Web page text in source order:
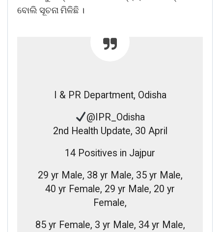
ବୋଲି ସୂଚନା ମିଳିଛି ।
I & PR Department, Odisha
@IPR_Odisha
2nd Health Update, 30 April
14 Positives in Jajpur
29 yr Male, 38 yr Male, 35 yr Male,
40 yr Female, 29 yr Male, 20 yr
Female,
85 yr Female, 3 yr Male, 34 yr Male,